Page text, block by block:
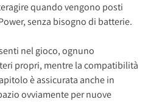
quando vengono posti
senza bisogno di batterie.
nel gioco, ognuno
propri, mentre la compatibilità
è assicurata anche in
ovviamente per nuove